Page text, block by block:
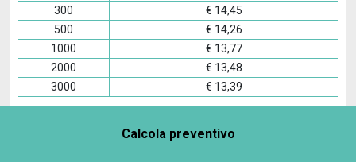
300
€ 14,45
500
€ 14,26
1000
€ 13,77
2000
€ 13,48
3000
€ 13,39
Calcola preventivo